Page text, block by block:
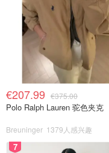
€207.99 €375.00
Polo Ralph Lauren 驼色夹克
Breuninger 1379人感兴趣
7